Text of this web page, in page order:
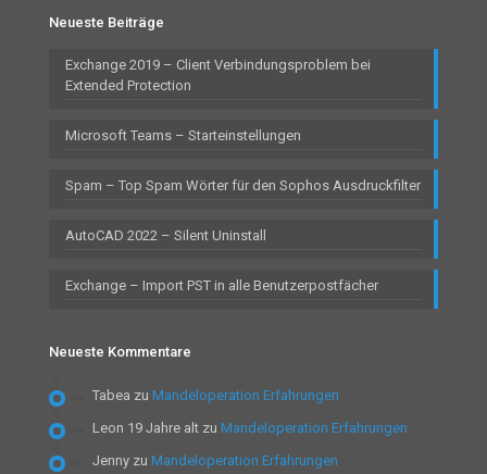
Neueste Beiträge
Exchange 2019 – Client Verbindungsproblem bei
Extended Protection
Microsoft Teams – Starteinstellungen
Spam – Top Spam Wörter für den Sophos Ausdruckfilter
AutoCAD 2022 – Silent Uninstall
Exchange – Import PST in alle Benutzerpostfächer
Neueste Kommentare
Tabea zu Mandeloperation Erfahrungen
Leon 19 Jahre alt zu Mandeloperation Erfahrungen
Jenny zu Mandeloperation Erfahrungen